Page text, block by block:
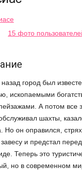
15 фото
назад город был
ископаемыми
А потом все
шахты,
Но он оправился,
и предстал
Теперь это
но в современном